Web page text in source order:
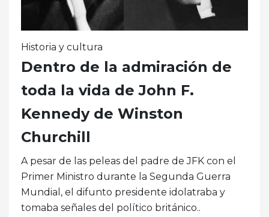
Historia y cultura
Dentro de la admiración de
toda la vida de John F.
Kennedy de Winston
Churchill
A pesar de las peleas del padre de JFK con el
Primer Ministro durante la Segunda Guerra
Mundial, el difunto presidente idolatraba y
tomaba señales del político británico..